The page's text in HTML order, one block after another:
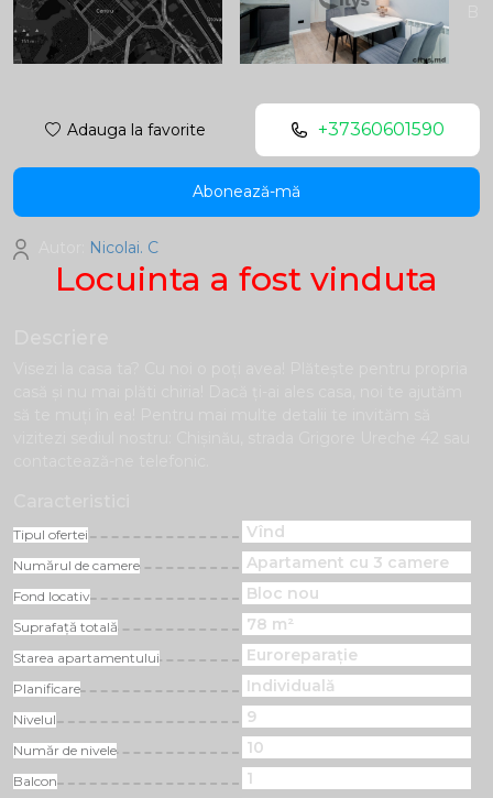
Locuinta a fost vinduta
Tipul ofertei Vînd
Numărul de camere Apartament cu 3 camere
Fond locativ Bloc nou
Suprafață totală 78 m²
Starea apartamentului Euroreparație
Planificare Individuală
Nivelul 9
Număr de nivele 10
Balcon 1
Adauga la favorite +37360601590
Abonează-mă
Nicolai. C